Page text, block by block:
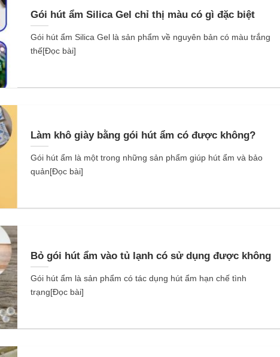
Gói hút ẩm Silica Gel chỉ thị màu có gì đặc biệt
Gói hút ẩm Silica Gel là sản phẩm về nguyên bản có màu trắng
thế[Đọc bài]
Làm khô giày bằng gói hút ẩm có được không?
Gói hút ẩm là một trong những sản phẩm giúp hút ẩm và bảo
quản[Đọc bài]
Bỏ gói hút ẩm vào tủ lạnh có sử dụng được không
Gói hút ẩm là sản phẩm có tác dụng hút ẩm hạn chế tình
trạng[Đọc bài]